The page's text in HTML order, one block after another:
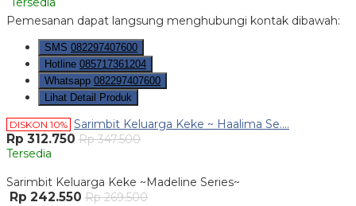
Pemesanan dapat langsung menghubungi kontak dibawah:
SMS 082297407600
Hotline 085717361204
Whatsapp 082297407600
Lihat Detail Produk
DISKON 10% Sarimbit Keluarga Keke ~ Haalima Se....
Rp 312.750 Rp 347.500
Tersedia
Sarimbit Keluarga Keke ~Madeline Series~
Rp 242.550 Rp 269.500